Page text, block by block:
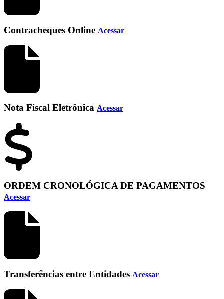
Contracheques Online Acessar
Nota Fiscal Eletrônica Acessar
ORDEM CRONOLÓGICA DE PAGAMENTOS
Acessar
Transferências entre Entidades Acessar